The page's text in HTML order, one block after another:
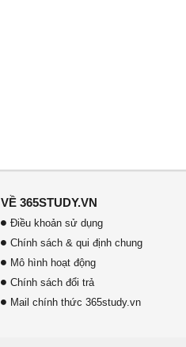
VỀ 365STUDY.VN
Điều khoản sử dụng
Chính sách & qui định chung
Mô hình hoạt động
Chính sách đổi trả
Mail chính thức 365study.vn